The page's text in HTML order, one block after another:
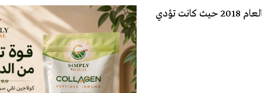
نشرت الفنانة جوليا بطرس فيديو من حفلتها التي أقيمت في صور في العام 2018 حيث كانت تؤدي